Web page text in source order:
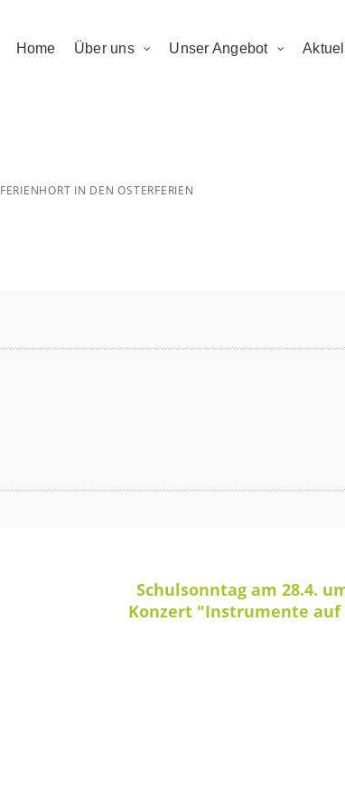
Home Über uns Unser Angebot
FERIENHORT IN DEN OSTERFERIEN
Schulsonntag am 28.4.
Konzert "Instrumente auf